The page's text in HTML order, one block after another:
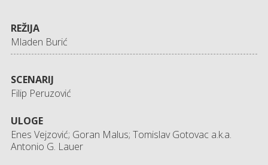
REŽIJA
Mladen Burić
SCENARIJ
Filip Peruzović
ULOGE
Enes Vejzović; Goran Malus; Tomislav Gotovac a.k.a.
Antonio G. Lauer